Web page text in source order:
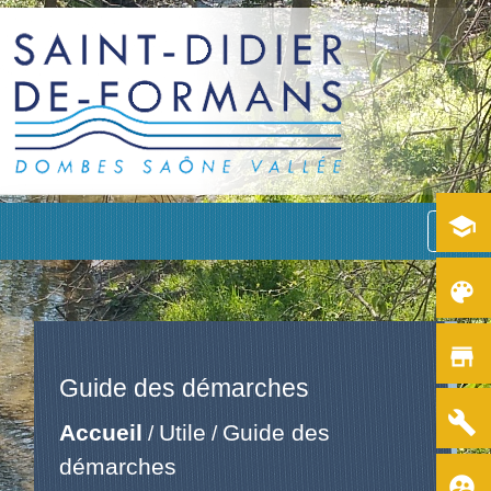
menu
Guide des démarches
Accueil / Utile / Guide des
démarches
school
color_lens
store
build